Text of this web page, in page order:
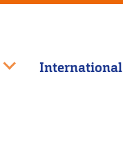
International